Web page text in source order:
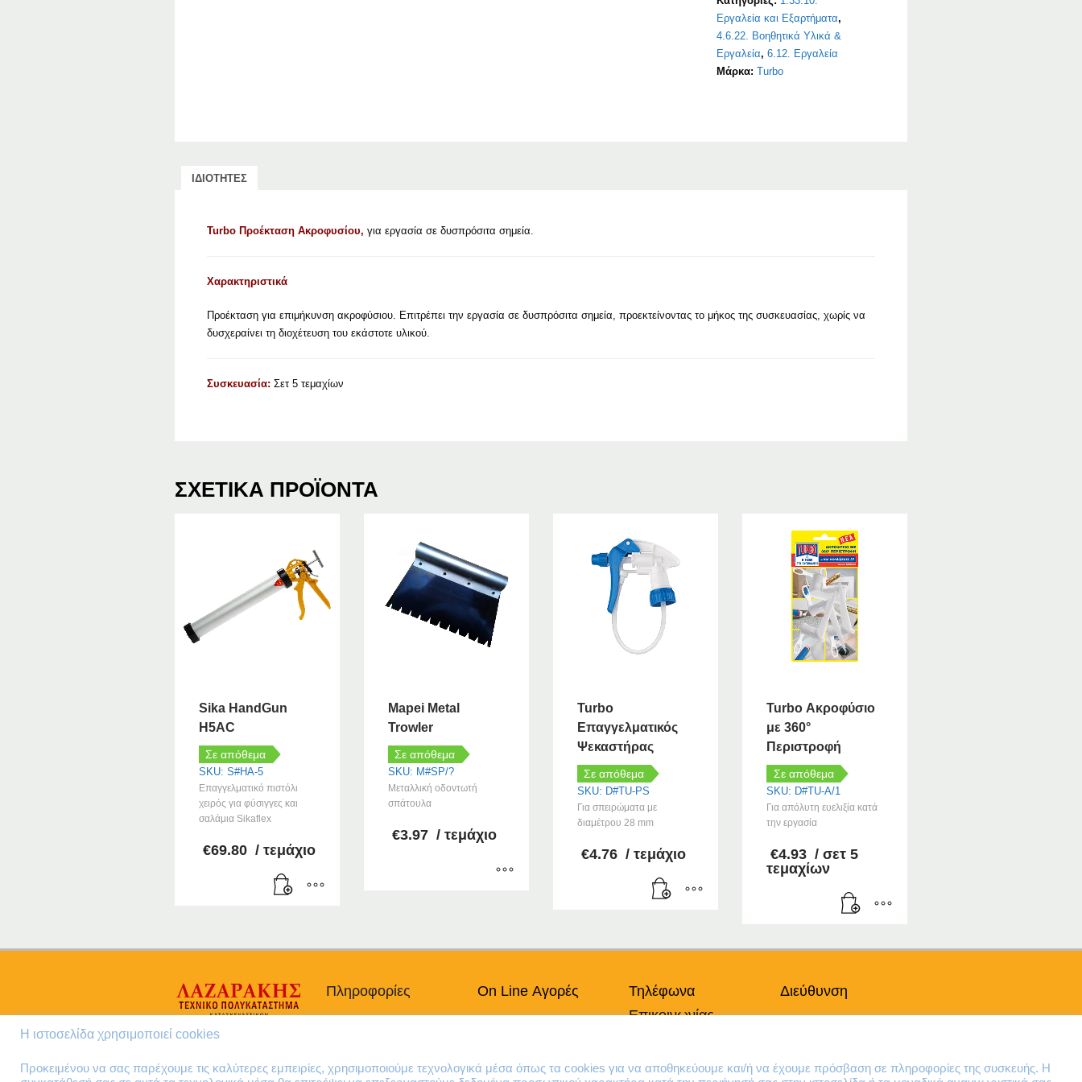
Εργαλεία και Εξαρτήματα,
4.6.22. Βοηθητικά Υλικά &
Εργαλεία, 6.12. Εργαλεία
Μάρκα: Turbo
ΙΔΙΟΤΗΤΕΣ
Turbo Προέκταση Ακροφυσίου, για εργασία σε δυσπρόσιτα σημεία.
Χαρακτηριστικά
Προέκταση για επιμήκυνση ακροφύσιου. Επιτρέπει την εργασία σε δυσπρόσιτα σημεία, προεκτείνοντας το μήκος της συσκευασίας, χωρίς να
δυσχεραίνει τη διοχέτευση του εκάστοτε υλικού.
Συσκευασία: Σετ 5 τεμαχίων
ΣΧΕΤΙΚΆ ΠΡΟΪΌΝΤΑ
Sika HandGun
H5AC
Σε απόθεμα
SKU: S#HA-5
Επαγγελματικό πιστόλι
χειρός για φύσιγγες και
σαλάμια Sikaflex
€69.80 / τεμάχιο
Mapei Metal
Trowler
Σε απόθεμα
SKU: M#SP/?
Μεταλλική οδοντωτή
σπάτουλα
€3.97 / τεμάχιο
έχει
παραλλαγές.
επιλεγούν
Turbo
Επαγγελματικός
Ψεκαστήρας
Σε απόθεμα
SKU: D#TU-PS
Για σπειρώματα με
διαμέτρου 28 mm
€4.76 / τεμάχιο
Turbo Ακροφύσιο
με 360°
Περιστροφή
Σε απόθεμα
SKU: D#TU-A/1
Για απόλυτη ευελιξία κατά
την εργασία
€4.93 / σετ 5
τεμαχίων
Πληροφορίες On Line Αγορές
Επιστροφές Προϊόντων
Τηλέφωνα
Επικοινωνίας
210 41 13 280
Διεύθυνση
Τ.Κ. 182 33
Η ιστοσελίδα χρησιμοποιεί cookies
Προκειμένου να σας παρέχουμε τις καλύτερες εμπειρίες, χρησιμοποιούμε τεχνολογικά μέσα όπως τα cookies για να αποθηκεύουμε και/ή να έχουμε πρόσβαση σε πληροφορίες της συσκευής. Η